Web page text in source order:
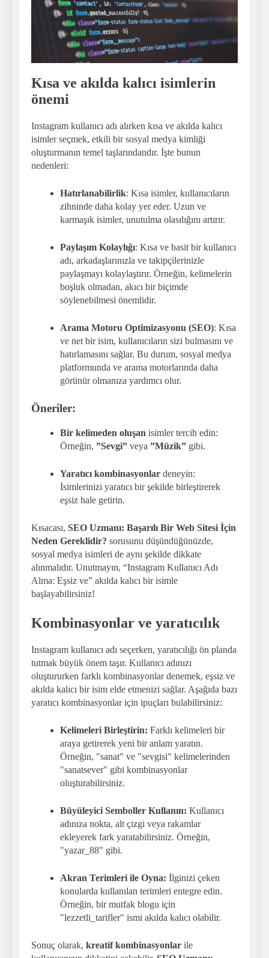
Kısa ve akılda kalıcı isimlerin
önemi
Instagram kullanıcı adı alırken kısa ve akılda kalıcı
isimler seçmek, etkili bir sosyal medya kimliği
oluşturmanın temel taşlarındandır. İşte bunun
nedenleri:
Hatırlanabilirlik: Kısa isimler, kullanıcıların
zihninde daha kolay yer eder. Uzun ve
karmaşık isimler, unutulma olasılığını artırır.
Paylaşım Kolaylığı: Kısa ve basit bir kullanıcı
adı, arkadaşlarınızla ve takipçilerinizle
paylaşmayı kolaylaştırır. Örneğin, kelimelerin
boşluk olmadan, akıcı bir biçimde
söylenebilmesi önemlidir.
Arama Motoru Optimizasyonu (SEO): Kısa
ve net bir isim, kullanıcıların sizi bulmasını ve
hatırlamasını sağlar. Bu durum, sosyal medya
platformunda ve arama motorlarında daha
görünür olmanıza yardımcı olur.
Öneriler:
Bir kelimeden oluşan isimler tercih edin:
Örneğin, ”Sevgi” veya ”Müzik” gibi.
Yaratıcı kombinasyonlar deneyin:
İsimlerinizi yaratıcı bir şekilde birleştirerek
eşsiz hale getirin.
Kısacası, SEO Uzmanı: Başarılı Bir Web Sitesi İçin
Neden Gereklidir? sorusunu düşündüğünüzde,
sosyal medya isimleri de aynı şekilde dikkate
alınmalıdır. Unutmayın, “Instagram Kullanıcı Adı
Alma: Eşsiz ve” akılda kalıcı bir isimle
başlayabilirsiniz!
Kombinasyonlar ve yaratıcılık
Instagram kullanıcı adı seçerken, yaratıcılığı ön planda
tutmak büyük önem taşır. Kullanıcı adınızı
oluştururken farklı kombinasyonlar denemek, eşsiz ve
akılda kalıcı bir isim elde etmenizi sağlar. Aşağıda bazı
yaratıcı kombinasyonlar için ipuçları bulabilirsiniz:
Kelimeleri Birleştirin: Farklı kelimeleri bir
araya getirerek yeni bir anlam yaratın.
Örneğin, "sanat" ve "sevgisi" kelimelerinden
"sanatsever" gibi kombinasyonlar
oluşturabilirsiniz.
Büyüleyici Semboller Kullanın: Kullanıcı
adınıza nokta, alt çizgi veya rakamlar
ekleyerek fark yaratabilirsiniz. Örneğin,
"yazar_88" gibi.
Akran Terimleri ile Oyna: İlginizi çeken
konularda kullanılan terimleri entegre edin.
Örneğin, bir mutfak blogu için
"lezzetli_tarifler" ismi akılda kalıcı olabilir.
Sonuç olarak, kreatif kombinasyonlar ile